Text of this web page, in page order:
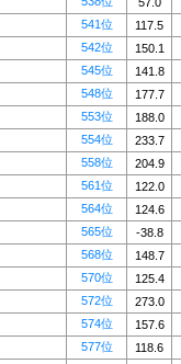
541位
117.5
542位
150.1
545位
141.8
548位
177.7
553位
188.0
554位
233.7
558位
204.9
561位
122.0
564位
124.6
565位
-38.8
568位
148.7
570位
125.4
572位
273.0
574位
157.6
577位
118.6